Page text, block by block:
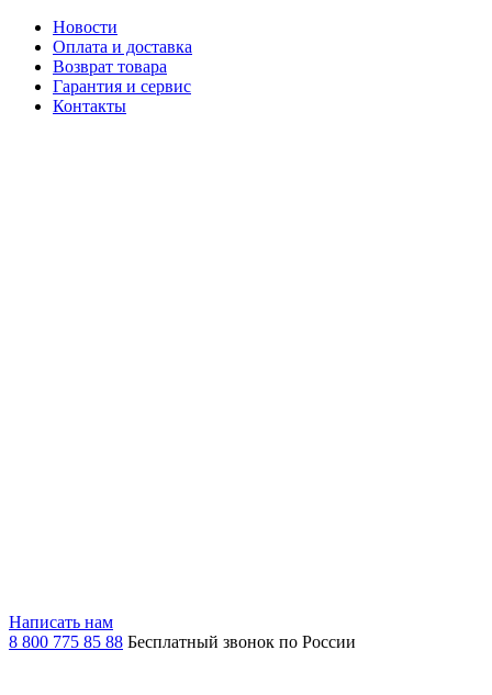
Новости
Оплата и доставка
Возврат товара
Гарантия и сервис
Контакты
Написать нам
8 800 775 85 88 Бесплатный звонок по России